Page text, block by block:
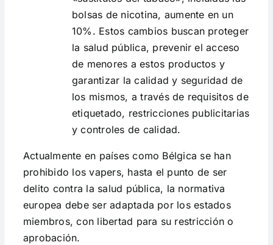
bolsas de nicotina, aumente en un
10%. Estos cambios buscan proteger
la salud pública, prevenir el acceso
de menores a estos productos y
garantizar la calidad y seguridad de
los mismos, a través de requisitos de
etiquetado, restricciones publicitarias
y controles de calidad.
Actualmente en países como Bélgica se han
prohibido los vapers, hasta el punto de ser
delito contra la salud pública, la normativa
europea debe ser adaptada por los estados
miembros, con libertad para su restricción o
aprobación.